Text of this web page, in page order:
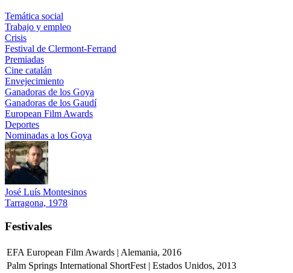
Temática social
Trabajo y empleo
Crisis
Festival de Clermont-Ferrand
Premiadas
Cine catalán
Envejecimiento
Ganadoras de los Goya
Ganadoras de los Gaudí
European Film Awards
Deportes
Nominadas a los Goya
José Luís Montesinos
Tarragona, 1978
Festivales
EFA European Film Awards | Alemania, 2016
Palm Springs International ShortFest | Estados Unidos, 2013